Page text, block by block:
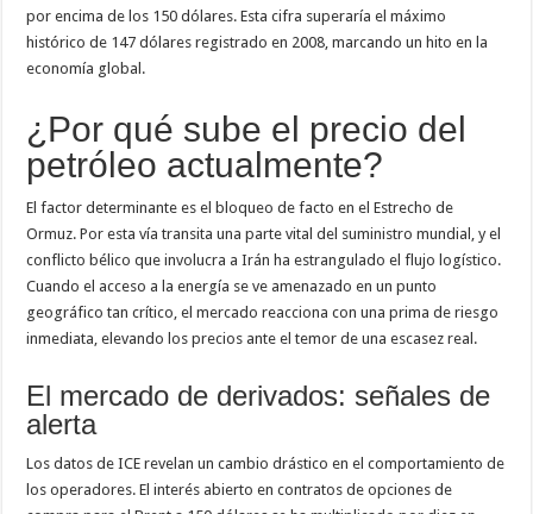
por encima de los 150 dólares. Esta cifra superaría el máximo
histórico de 147 dólares registrado en 2008, marcando un hito en la
economía global.
¿Por qué sube el precio del
petróleo actualmente?
El factor determinante es el bloqueo de facto en el Estrecho de
Ormuz. Por esta vía transita una parte vital del suministro mundial, y el
conflicto bélico que involucra a Irán ha estrangulado el flujo logístico.
Cuando el acceso a la energía se ve amenazado en un punto
geográfico tan crítico, el mercado reacciona con una prima de riesgo
inmediata, elevando los precios ante el temor de una escasez real.
El mercado de derivados: señales de
alerta
Los datos de ICE revelan un cambio drástico en el comportamiento de
los operadores. El interés abierto en contratos de opciones de